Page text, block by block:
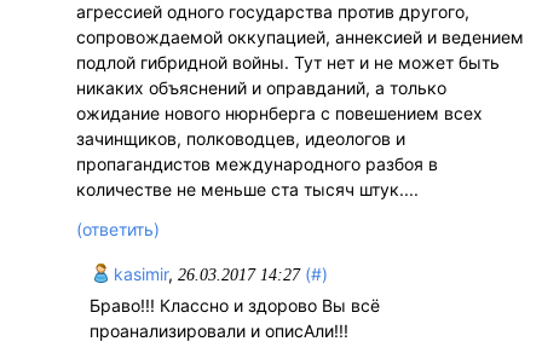
агрессией одного государства против другого,
сопровождаемой оккупацией, аннексией и ведением
подлой гибридной войны. Тут нет и не может быть
никаких объяснений и оправданий, а только
ожидание нового нюрнберга с повешением всех
зачинщиков, полководцев, идеологов и
пропагандистов международного разбоя в
количестве не меньше ста тысяч штук....
(ответить)
kasimir,26.03.2017 14:27 (#)
Браво!!! Классно и здорово Вы всё
проанализировали и описАли!!!